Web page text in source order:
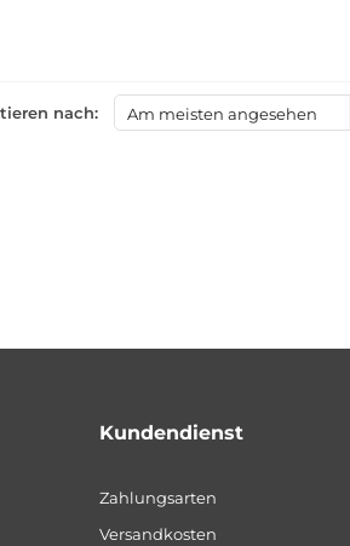
nach: Am meisten angesehen
Kundendienst
Zahlungsarten
Versandkosten